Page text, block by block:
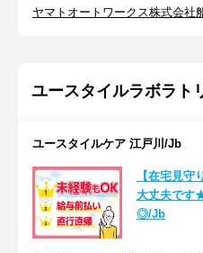
ヤマトオートワークス株式会社
ユースタイルラボラト
ユースタイルケア 江戸川/Jb
【在宅見
大丈夫です
◎/Jb